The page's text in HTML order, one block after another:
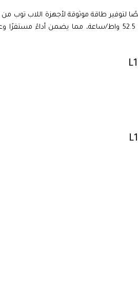
لتوفير طاقة موثوقة لأجهزة اللاب توب
. تعمل البطارية بجهد 11.25 فولت وتوفر سعة 52.5 واط/ساعة، مما يضمن